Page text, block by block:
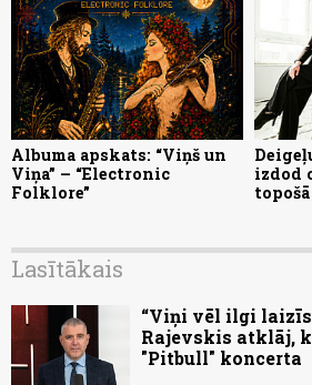
Albuma apskats: “Viņš un
Viņa” – “Electronic
Folklore”
izdod
Lasītākais
“Viņi vēl ilgi laizīs
Rajevskis atklāj,
"Pitbull" koncerta